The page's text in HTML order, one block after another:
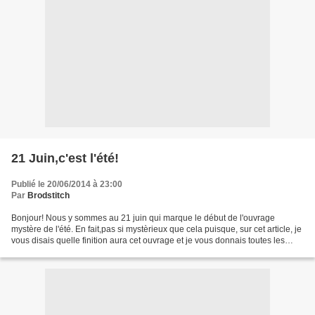
21 Juin,c'est l'été!
Publié le 20/06/2014 à 23:00
Par Brodstitch
Bonjour! Nous y sommes au 21 juin qui marque le début de l'ouvrage
mystère de l'été. En fait,pas si mystèrieux que cela puisque, sur cet article, je
vous disais quelle finition aura cet ouvrage et je vous donnais toutes les